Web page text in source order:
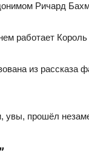
Ричард
работает
из рассказа
увы, прошёл